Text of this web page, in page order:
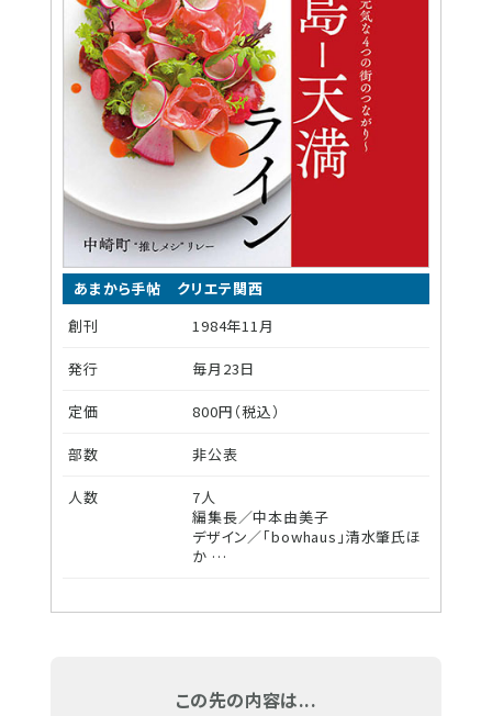
あまから手帖 クリエテ関西
創刊
1984年11月
発行 毎月23日
定価 800円（税込）
部数 非公表
人数
7人
編集長／中本由美子
デザイン／「bowhaus」清水肇氏ほ
か …
この先の内容は...